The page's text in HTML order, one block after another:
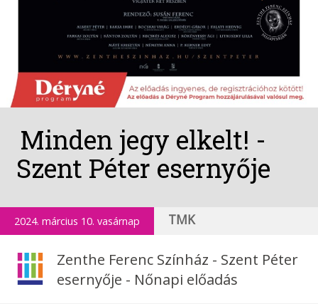
Minden jegy elkelt! -
Szent Péter esernyője
2024. március 10. vasárnap TMK
Zenthe Ferenc Színház - Szent Péter
esernyője - Nőnapi előadás